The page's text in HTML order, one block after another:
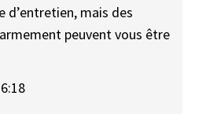
d’entretien, mais des
peuvent vous être